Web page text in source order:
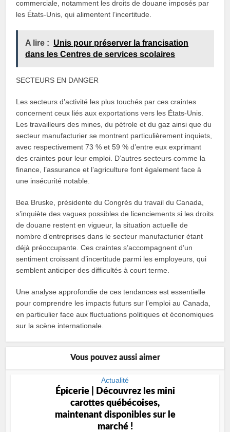
commerciale, notamment les droits de douane imposés par
les États-Unis, qui alimentent l’incertitude.
A lire : Unis pour préserver la francisation
dans les Centres de services scolaires
SECTEURS EN DANGER
Les secteurs d’activité les plus touchés par ces craintes
concernent ceux liés aux exportations vers les États-Unis.
Les travailleurs des mines, du pétrole et du gaz ainsi que du
secteur manufacturier se montrent particulièrement inquiets,
avec respectivement 73 % et 59 % d’entre eux exprimant
des craintes pour leur emploi. D’autres secteurs comme la
finance, l’assurance et l’agriculture font également face à
une insécurité notable.
Bea Bruske, présidente du Congrès du travail du Canada,
s’inquiète des vagues possibles de licenciements si les droits
de douane restent en vigueur, la situation actuelle de
nombre d’entreprises dans le secteur manufacturier étant
déjà préoccupante. Ces craintes s’accompagnent d’un
sentiment croissant d’incertitude parmi les employeurs, qui
semblent anticiper des difficultés à court terme.
Une analyse approfondie de ces tendances est essentielle
pour comprendre les impacts futurs sur l’emploi au Canada,
en particulier face aux fluctuations politiques et économiques
sur la scène internationale.
Vous pouvez aussi aimer
Actualité
Épicerie | Découvrez les mini
carottes québécoises,
maintenant disponibles sur le
marché !